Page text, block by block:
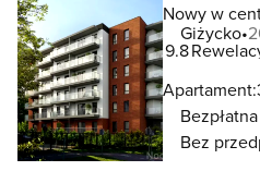
Nowy w
Giżycko
9.8
Apartament:
Bez